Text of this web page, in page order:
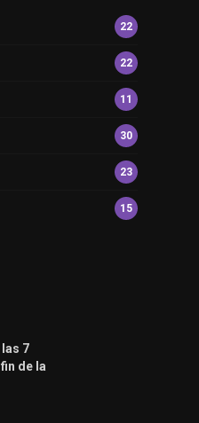
22
22
11
30
23
15
las 7
de la